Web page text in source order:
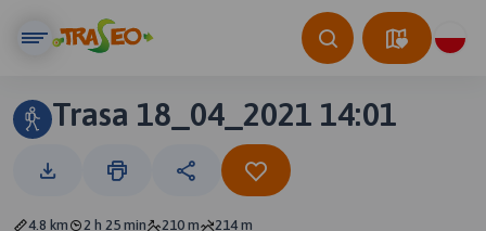
Trasa 18_04_2021 14:01
4.8 km 2 h 25 min 210 m
214 m